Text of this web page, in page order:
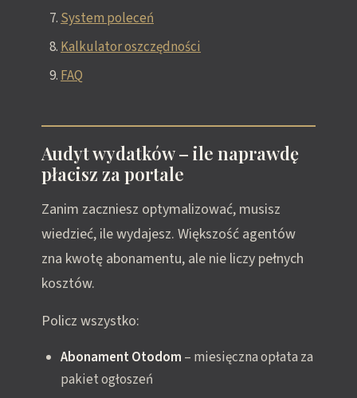
System poleceń
Kalkulator oszczędności
FAQ
Audyt wydatków – ile naprawdę
płacisz za portale
Zanim zaczniesz optymalizować, musisz
wiedzieć, ile wydajesz. Większość agentów
zna kwotę abonamentu, ale nie liczy pełnych
kosztów.
Policz wszystko:
Abonament Otodom – miesięczna opłata za
pakiet ogłoszeń